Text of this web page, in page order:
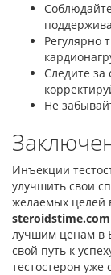
Регулярно
Следите
Не
Инъекции
улучшить свои
желаемых целей
steroidstime.com
лучшим ценам в
свой путь к
тестостерон уже